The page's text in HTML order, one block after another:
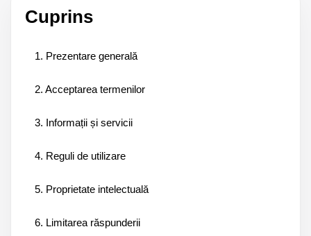
Cuprins
1. Prezentare generală
2. Acceptarea termenilor
3. Informații și servicii
4. Reguli de utilizare
5. Proprietate intelectuală
6. Limitarea răspunderii